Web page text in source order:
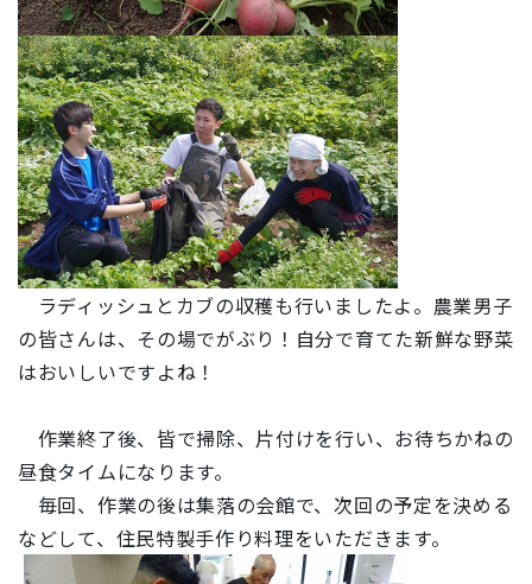
ラディッシュとカブの収穫も行いましたよ。農業男子
の皆さんは、その場でがぶり！自分で育てた新鮮な野菜
はおいしいですよね！
作業終了後、皆で掃除、片付けを行い、お待ちかねの
昼食タイムになります。
毎回、作業の後は集落の会館で、次回の予定を決める
などして、住民特製手作り料理をいただきます。